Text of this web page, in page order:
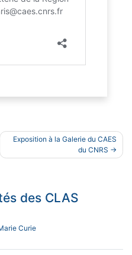
Exposition à la Galerie du CAES
du CNRS
des CLAS
Curie